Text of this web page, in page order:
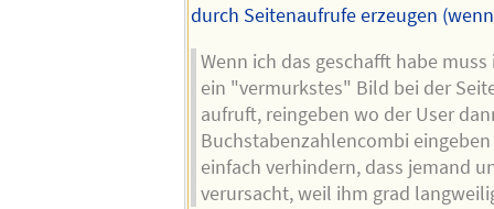
durch Seitenaufrufe erzeugen
Wenn ich das geschafft habe
ein "vermurkstes" Bild bei der
aufruft, reingeben wo der User
Buchstabenzahlencombi
einfach verhindern, dass jemand
verursacht, weil ihm grad